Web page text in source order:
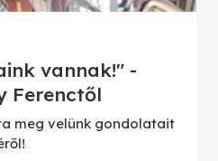
vannak!" -
Ferenctől
meg velünk gondolatait